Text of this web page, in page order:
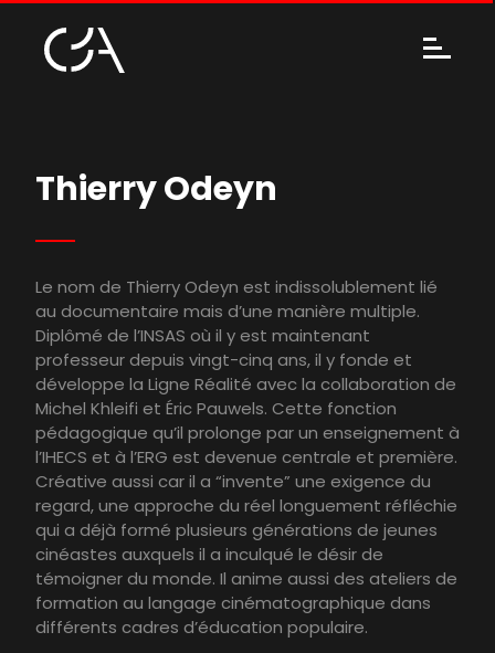
Thierry Odeyn
Le nom de Thierry Odeyn est indissolublement lié
au documentaire mais d’une manière multiple.
Diplômé de l’INSAS où il y est maintenant
professeur depuis vingt-cinq ans, il y fonde et
développe la Ligne Réalité avec la collaboration de
Michel Khleifi et Éric Pauwels. Cette fonction
pédagogique qu’il prolonge par un enseignement à
l’IHECS et à l’ERG est devenue centrale et première.
Créative aussi car il a “invente” une exigence du
regard, une approche du réel longuement réfléchie
qui a déjà formé plusieurs générations de jeunes
cinéastes auxquels il a inculqué le désir de
témoigner du monde. Il anime aussi des ateliers de
formation au langage cinématographique dans
différents cadres d’éducation populaire.